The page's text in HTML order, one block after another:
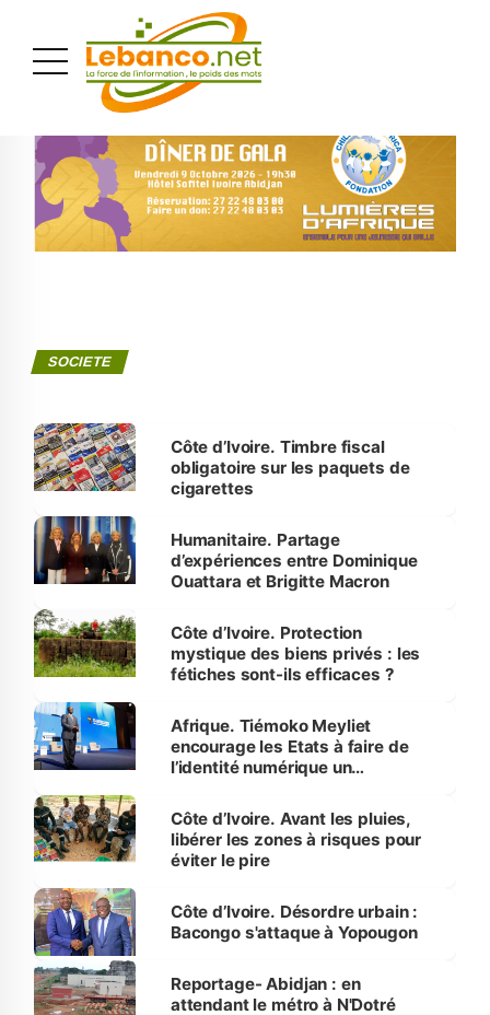
SOCIETE
Côte d’Ivoire. Timbre fiscal
obligatoire sur les paquets de
cigarettes
Humanitaire. Partage
d’expériences entre Dominique
Ouattara et Brigitte Macron
Côte d’Ivoire. Protection
mystique des biens privés : les
fétiches sont-ils efficaces ?
Afrique. Tiémoko Meyliet
encourage les Etats à faire de
l’identité numérique un
Côte d’Ivoire. Avant les pluies,
libérer les zones à risques pour
éviter le pire
Côte d’Ivoire. Désordre urbain :
Bacongo s'attaque à Yopougon
Reportage- Abidjan : en
attendant le métro à N'Dotré